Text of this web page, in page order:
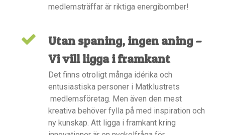
medlemsträffar är riktiga energibomber!
Utan spaning, ingen aning –
Vi vill ligga i framkant
Det finns otroligt många idérika och
entusiastiska personer i Matklustrets
medlemsföretag. Men även den mest
kreativa behöver fylla på med inspiration och
ny kunskap. Att ligga i framkant kring